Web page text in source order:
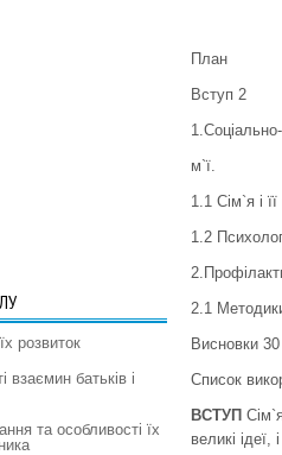
План
Вступ 2
м`ї.
1.1 Сім`я і
1.2
2.1
Висновки 30
Список
ВСТУП
великі ідеї,
розвиток
взаємин батьків і
та особливості їх